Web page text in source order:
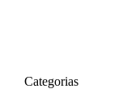
Categorias